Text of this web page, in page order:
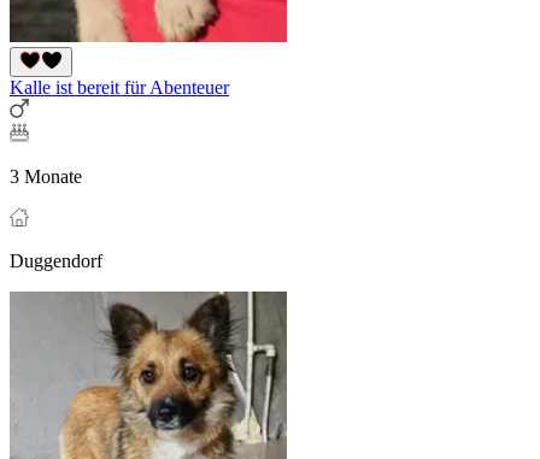
Kalle ist bereit für Abenteuer
3 Monate
Duggendorf